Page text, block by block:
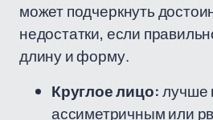
может подчеркнуть
недостатки, если
длину и форму.
Круглое лицо:лучше
ассиметричным или